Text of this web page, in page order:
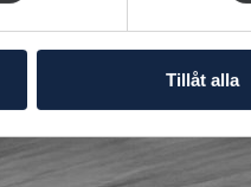
Tillåt alla